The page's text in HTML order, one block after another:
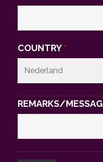
COUNTRY*
REMARKS/